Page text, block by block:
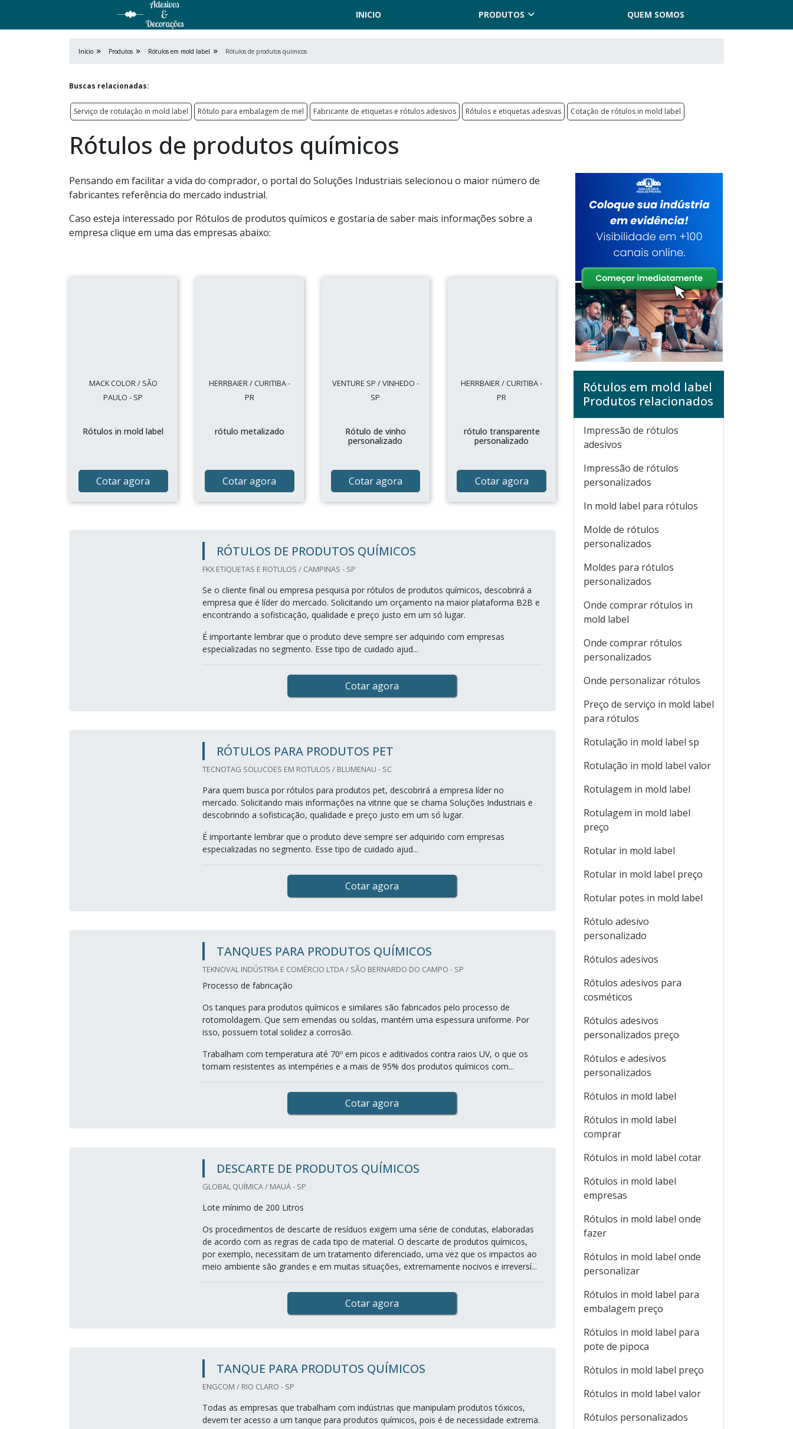
INICIO PRODUTOS QUEM SOMOS
Início Produtos Rótulos em mold label Rótulos de produtos químicos
Buscas relacionadas:
Serviço de rotulação in mold label Rótulo para embalagem de mel Fabricante de etiquetas e rótulos adesivos Rótulos e etiquetas adesivas Cotação de rótulos in mold label
Rótulos de produtos químicos
Pensando em facilitar a vida do comprador, o portal do Soluções Industriais selecionou o maior número de
fabricantes referência do mercado industrial.
Caso esteja interessado por Rótulos de produtos químicos e gostaria de saber mais informações sobre a
empresa clique em uma das empresas abaixo:
MACK COLOR / SÃO
PAULO - SP
Rótulos in mold label
Cotar agora
HERRBAIER / CURITIBA -
PR
rótulo metalizado
Cotar agora
VENTURE SP / VINHEDO -
SP
Rótulo de vinho
personalizado
Cotar agora
HERRBAIER / CURITIBA -
PR
rótulo transparente
personalizado
Cotar agora
RÓTULOS DE PRODUTOS QUÍMICOS
FKX ETIQUETAS E ROTULOS / CAMPINAS - SP
Se o cliente final ou empresa pesquisa por rótulos de produtos químicos, descobrirá a
empresa que é líder do mercado. Solicitando um orçamento na maior plataforma B2B e
encontrando a sofisticação, qualidade e preço justo em um só lugar.
É importante lembrar que o produto deve sempre ser adquirido com empresas
especializadas no segmento. Esse tipo de cuidado ajud...
Cotar agora
RÓTULOS PARA PRODUTOS PET
TECNOTAG SOLUCOES EM ROTULOS / BLUMENAU - SC
Para quem busca por rótulos para produtos pet, descobrirá a empresa líder no
mercado. Solicitando mais informações na vitrine que se chama Soluções Industriais e
descobrindo a sofisticação, qualidade e preço justo em um só lugar.
É importante lembrar que o produto deve sempre ser adquirido com empresas
especializadas no segmento. Esse tipo de cuidado ajud...
Cotar agora
TANQUES PARA PRODUTOS QUÍMICOS
TEKNOVAL INDÚSTRIA E COMÉRCIO LTDA / SÃO BERNARDO DO CAMPO - SP
Processo de fabricação
Os tanques para produtos químicos e similares são fabricados pelo processo de
rotomoldagem. Que sem emendas ou soldas, mantém uma espessura uniforme. Por
isso, possuem total solidez a corrosão.
Trabalham com temperatura até 70º em picos e aditivados contra raios UV, o que os
tornam resistentes as intempéries e a mais de 95% dos produtos químicos com...
Cotar agora
DESCARTE DE PRODUTOS QUÍMICOS
GLOBAL QUÍMICA / MAUÁ - SP
Lote mínimo de 200 Litros
Os procedimentos de descarte de resíduos exigem uma série de condutas, elaboradas
de acordo com as regras de cada tipo de material. O descarte de produtos químicos,
por exemplo, necessitam de um tratamento diferenciado, uma vez que os impactos ao
meio ambiente são grandes e em muitas situações, extremamente nocivos e irreversí...
Cotar agora
TANQUE PARA PRODUTOS QUÍMICOS
ENGCOM / RIO CLARO - SP
Todas as empresas que trabalham com indústrias que manipulam produtos tóxicos,
devem ter acesso a um tanque para produtos químicos, pois é de necessidade extrema.
Rótulos em mold label
Produtos relacionados
Impressão de rótulos
adesivos
Impressão de rótulos
personalizados
In mold label para rótulos
Molde de rótulos
personalizados
Moldes para rótulos
personalizados
Onde comprar rótulos in
mold label
Onde comprar rótulos
personalizados
Onde personalizar rótulos
Preço de serviço in mold label
para rótulos
Rotulação in mold label sp
Rotulação in mold label valor
Rotulagem in mold label
Rotulagem in mold label
preço
Rotular in mold label
Rotular in mold label preço
Rotular potes in mold label
Rótulo adesivo
personalizado
Rótulos adesivos
Rótulos adesivos para
cosméticos
Rótulos adesivos
personalizados preço
Rótulos e adesivos
personalizados
Rótulos in mold label
Rótulos in mold label
comprar
Rótulos in mold label cotar
Rótulos in mold label
empresas
Rótulos in mold label onde
fazer
Rótulos in mold label onde
personalizar
Rótulos in mold label para
embalagem preço
Rótulos in mold label para
pote de pipoca
Rótulos in mold label preço
Rótulos in mold label valor
Rótulos personalizados